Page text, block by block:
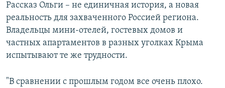
Рассказ Ольги – не единичная история, а новая
реальность для захваченного Россией региона.
Владельцы мини-отелей, гостевых домов и
частных апартаментов в разных уголках Крыма
испытывают те же трудности.
"В сравнении с прошлым годом все очень плохо.